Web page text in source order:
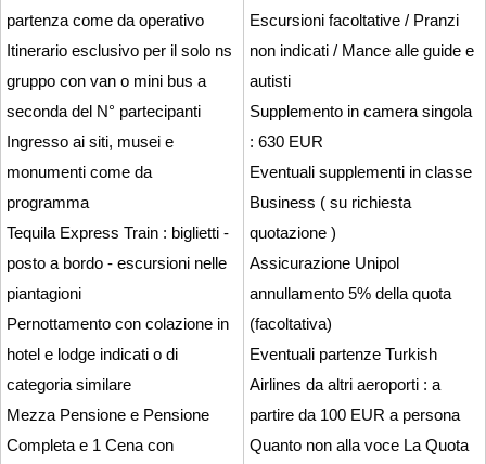
partenza come da operativo
Itinerario esclusivo per il solo ns
gruppo con van o mini bus a
seconda del N° partecipanti
Ingresso ai siti, musei e
monumenti come da
programma
Tequila Express Train : biglietti -
posto a bordo - escursioni nelle
piantagioni
Pernottamento con colazione in
hotel e lodge indicati o di
categoria similare
Mezza Pensione e Pensione
Completa e 1 Cena con
Escursioni facoltative / Pranzi
non indicati / Mance alle guide e
autisti
Supplemento in camera singola
: 630 EUR
Eventuali supplementi in classe
Business ( su richiesta
quotazione )
Assicurazione Unipol
annullamento 5% della quota
(facoltativa)
Eventuali partenze Turkish
Airlines da altri aeroporti : a
partire da 100 EUR a persona
Quanto non alla voce La Quota